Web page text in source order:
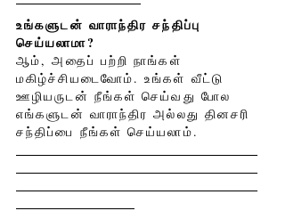
உங்களுடன் வாராந்திர சந்திப்பு
செய்யலாமா?
ஆம், அதைப் பற்றி நாங்கள்
மகிழ்ச்சியடைவோம். உங்கள் வீட்டு
ஊழியருடன் நீங்கள் செய்வது போல
எங்களுடன் வாராந்திர அல்லது தினசரி
சந்திப்பை நீங்கள் செய்யலாம்.